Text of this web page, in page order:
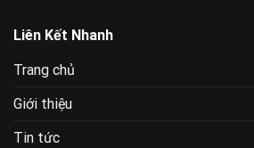
Liên Kết Nhanh
Trang chủ
Giới thiệu
Tin tức